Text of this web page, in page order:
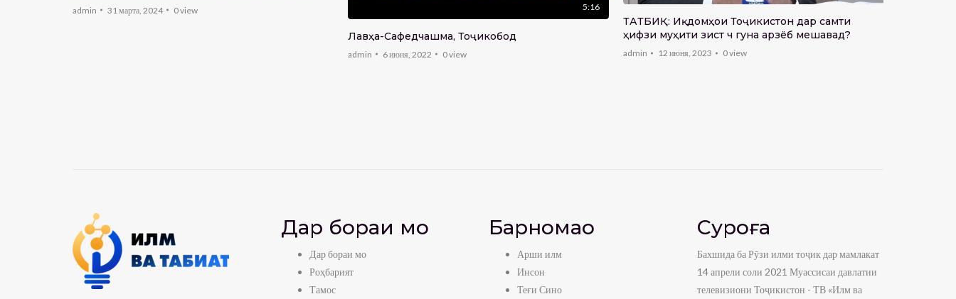
admin 31 марта, 2024 0view 5:16
Лавҳа-Сафедчашма, Тоҷикобод
admin 6 июня, 2022 0view
ТАТБИҚ: Иқдомҳои Тоҷикистон дар самти
ҳифзи муҳити зист чӣ гуна арзёбӣ мешавад?
admin 12 июня, 2023 0view
Дар бораи мо
Дар бораи мо
Роҳбарият
Тамос
Барномаҳо
Арши илм
Инсон
Теғи Сино
Суроға
Бахшида ба Рӯзи илми тоҷик дар мамлакат
14 апрели соли 2021 Муассисаи давлатии
телевизиони Тоҷикистон - ТВ «Илм ва